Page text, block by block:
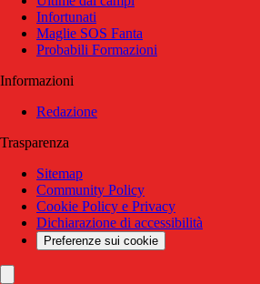
Infortunati
Maglie SOS Fanta
Probabili Formazioni
Informazioni
Redazione
Trasparenza
Sitemap
Community Policy
Cookie Policy e Privacy
Dichiarazione di accessibilità
Preferenze sui cookie